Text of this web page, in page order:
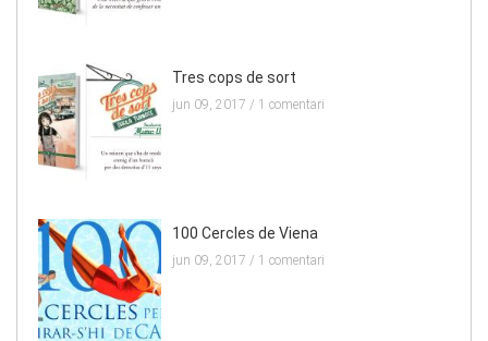
Tres cops de sort
jun 09, 2017 / 1 comentari
100 Cercles de Viena
jun 09, 2017 / 1 comentari